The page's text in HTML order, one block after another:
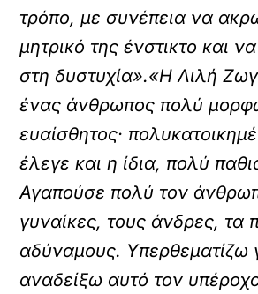
τρόπο, με συνέπεια να
μητρικό της ένστικτο και
στη δυστυχία».«Η Λιλή
ένας άνθρωπος πολύ
ευαίσθητος·
έλεγε και η ίδια, πολύ
Αγαπούσε πολύ τον
γυναίκες, τους άνδρες, τα
αδύναμους. Υπερθεματίζω
αναδείξω αυτό τον